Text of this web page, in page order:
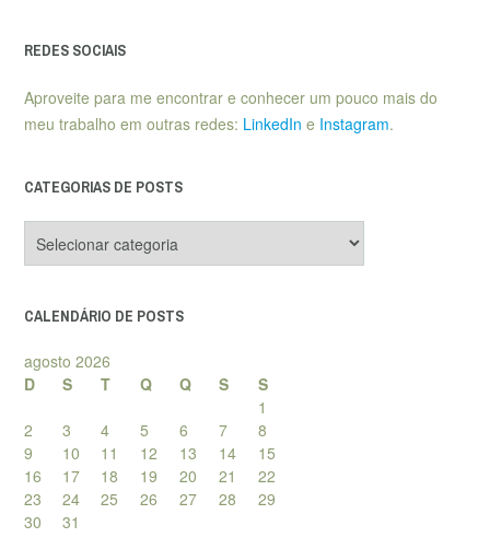
REDES SOCIAIS
Aproveite para me encontrar e conhecer um pouco mais do
meu trabalho em outras redes: LinkedIn e Instagram.
CATEGORIAS DE POSTS
de
CALENDÁRIO DE POSTS
agosto 2026
D
S T Q Q S
S
1
2
3 4 5 6 7
8
9
10 11 12 13 14
15
16
17 18 19 20 21
22
23
24 25 26 27 28
29
30
31